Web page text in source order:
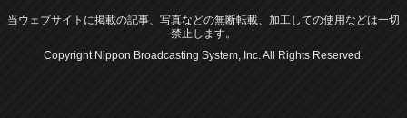
当ウェブサイトに掲載の記事、写真などの無断転載、加工しての使用などは一切
禁止します。
Copyright Nippon Broadcasting System, Inc. All Rights Reserved.